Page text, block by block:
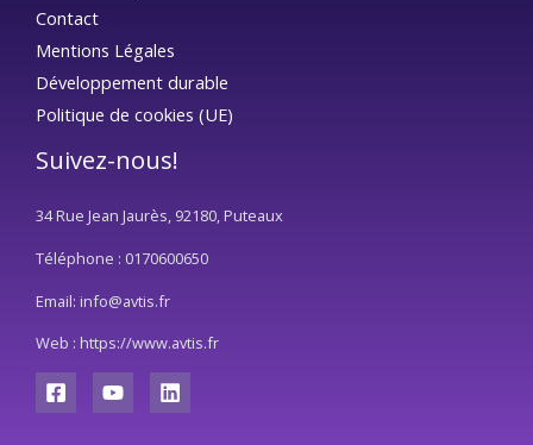
Contact
Mentions Légales
Développement durable
Politique de cookies (UE)
Suivez-nous!
34 Rue Jean Jaurès, 92180, Puteaux
Téléphone : 0170600650
Email: info@avtis.fr
Web : https://www.avtis.fr